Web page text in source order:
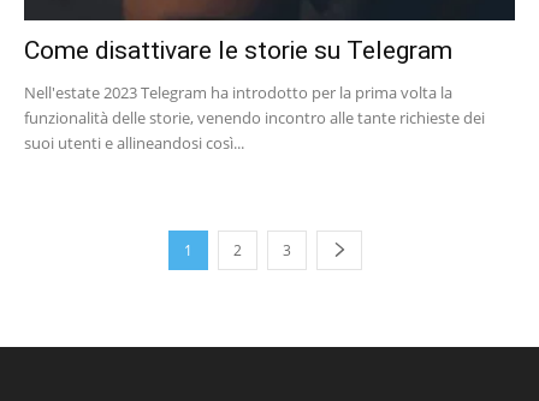
Come disattivare le storie su Telegram
Nell'estate 2023 Telegram ha introdotto per la prima volta la
funzionalità delle storie, venendo incontro alle tante richieste dei
suoi utenti e allineandosi così...
1 2 3